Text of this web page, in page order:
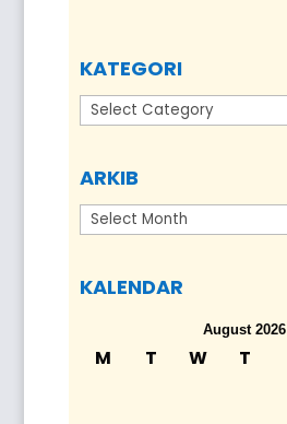
KATEGORI
Kategori
ARKIB
Arkib
KALENDAR
August 2026
M T W T